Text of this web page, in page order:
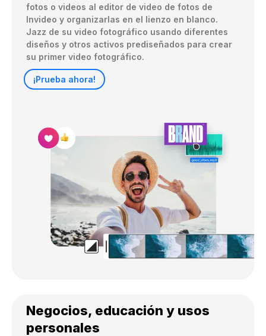
fotos o videos al editor de video de fotos de
Invideo y organizarlas en el lienzo en blanco.
Jazz de su video fotográfico usando diferentes
diseños y otros activos prediseñados para crear
su primer video fotográfico.
¡Prueba ahora!
Negocios, educación y usos
personales